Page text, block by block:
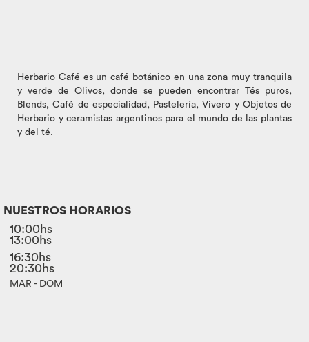
Herbario Café es un café botánico en una zona muy tranquila
y verde de Olivos, donde se pueden encontrar Tés puros,
Blends, Café de especialidad, Pastelería, Vivero y Objetos de
Herbario y ceramistas argentinos para el mundo de las plantas
y del té.
NUESTROS HORARIOS
10:00hs
13:00hs
16:30hs
20:30hs
MAR - DOM